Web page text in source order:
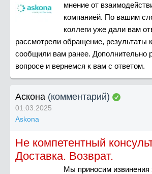
мнение от
компанией. По вашим
коллеги уже дали вам
рассмотрели обращение, результаты
сообщили вам ранее. Дополнительно
вопросе и вернемся к вам с ответом.
Аскона (комментарий)
01.03.2025
Askona
Не компетентный
Доставка. Возврат.
Мы приносим извинения